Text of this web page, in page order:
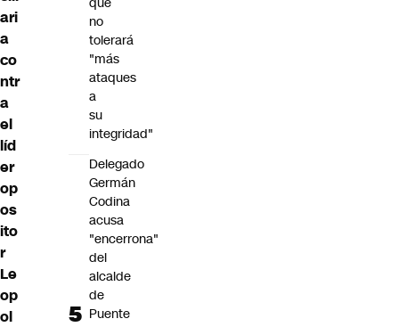
ari
a
co
ntr
a
el
líd
er
op
os
ito
r
Le
op
ol
no
tolerará
"más
ataques
a
su
integridad"
Delegado
Germán
Codina
acusa
"encerrona"
del
alcalde
de
Puente